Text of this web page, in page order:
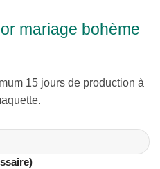
mariage bohème
15 jours de production à